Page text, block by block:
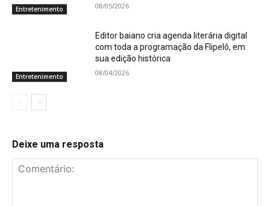
Entretenimento 08/05/2026
Entretenimento
Editor baiano cria agenda literária digital
com toda a programação da Flipelô, em
sua edição histórica
08/04/2026
Deixe uma resposta